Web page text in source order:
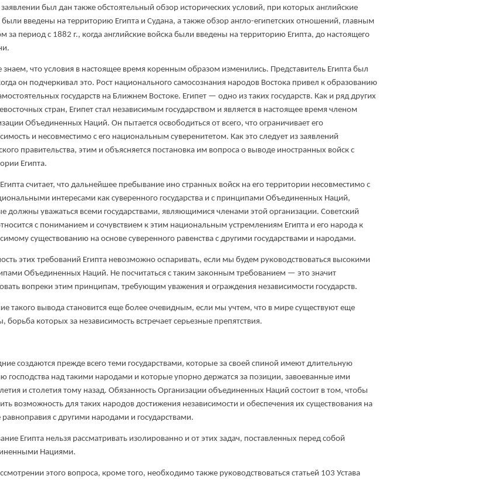
был дан также обстоятельный обзор исторических условий, при которых английские
были введены на территорию Египта и Судана, а также обзор англо-египетских отношений, главным
за период с 1882 г., когда английские войска были введены на территорию Египта, до настоящего
что условия в настоящее время коренным образом изменились. Представитель Египта был
он подчеркивал это. Рост национального самосознания народов Востока привел к образованию
государств на Ближнем Востоке. Египет — одно из таких государств. Как и ряд других
стран, Египет стал независимым государством и является в настоящее время членом
Объединенных Наций. Он пытается освободиться от всего, что ограничивает его
и несовместимо с его национальным суверенитетом. Как это следует из заявлений
правительства, этим и объясняется постановка им вопроса о выводе иностранных войск с
Египта.
считает, что дальнейшее пребывание ино странных войск на его территории несовместимо с
интересами как суверенного государства и с принципами Объединенных Наций,
должны уважаться всеми государствами, являющимися членами этой организации. Советский
с пониманием и сочувствием к этим национальным устремлениям Египта и его народа к
существованию на основе суверенного равенства с другими государствами и народами.
этих требований Египта невозможно оспаривать, если мы будем руководствоваться высокими
Объединенных Наций. Не посчитаться с таким законным требованием — это значит
вопреки этим принципам, требующим уважения и ограждения независимости государств.
такого вывода становится еще более очевидным, если мы учтем, что в мире существуют еще
борьба которых за независимость встречает серьезные препятствия.
создаются прежде всего теми государствами, которые за своей спиной имеют длительную
господства над такими народами и которые упорно держатся за позиции, завоеванные ими
и столетия тому назад. Обязанность Организации объединенных Наций состоит в том, чтобы
возможность для таких народов достижения независимости и обеспечения их существования на
равноправия с другими народами и государствами.
Египта нельзя рассматривать изолированно и от этих задач, поставленных перед собой
Нациями.
этого вопроса, кроме того, необходимо также руководствоваться статьей 103 Устава